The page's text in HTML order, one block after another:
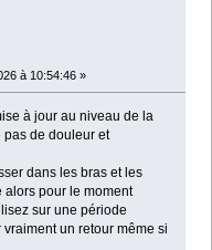
à 10:54:46 »
à jour au niveau de la
pas de douleur et
dans les bras et les
alors pour le moment
sur une période
un retour même si